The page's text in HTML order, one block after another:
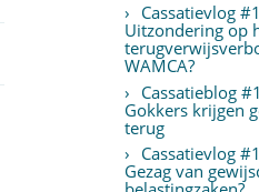
Cassatievlog
Uitzondering op
WAMCA?
Cassatieblog
Gokkers krijgen
terug
Cassatievlog
Gezag van